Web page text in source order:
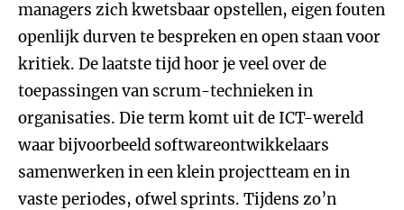
managers zich kwetsbaar opstellen, eigen fouten
openlijk durven te bespreken en open staan voor
kritiek. De laatste tijd hoor je veel over de
toepassingen van scrum-technieken in
organisaties. Die term komt uit de ICT-wereld
waar bijvoorbeeld softwareontwikkelaars
samenwerken in een klein projectteam en in
vaste periodes, ofwel sprints. Tijdens zo’n